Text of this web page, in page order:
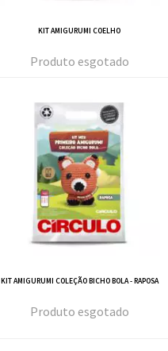
KIT AMIGURUMI COELHO
esgotado
KIT AMIGURUMI COLEÇÃO BICHO BOLA - RAPOSA
esgotado